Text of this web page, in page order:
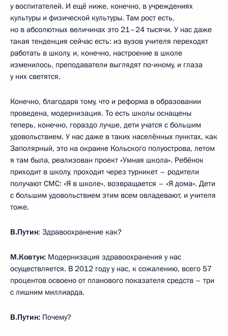
у воспитателей. И ещё ниже, конечно, в учреждениях
культуры и физической культуры. Там рост есть,
но в абсолютных величинах это 21–24 тысячи. У нас даже
такая тенденция сейчас есть: из вузов учителя переходят
работать в школу, и, конечно, настроение в школе
изменилось, преподаватели выглядят по‑иному, и глаза
у них светятся.
Конечно, благодаря тому, что и реформа в образовании
проведена, модернизация. То есть школы оснащены
теперь, конечно, гораздо лучше, дети учатся с большим
удовольствием. У нас даже в таких населённых пунктах, как
Заполярный, это на окраине Кольского полуострова, летом
я там была, реализован проект «Умная школа». Ребёнок
приходит в школу, проходит через турникет – родители
получают СМС: «Я в школе», возвращается – «Я дома». Дети
с большим удовольствием этим всем овладевают, и учителя
тоже.
В.Путин: Здравоохранение как?
М.Ковтун: Модернизация здравоохранения у нас
осуществляется. В 2012 году у нас, к сожалению, всего 57
процентов освоено от планового показателя средств – три
с лишним миллиарда.
В.Путин: Почему?